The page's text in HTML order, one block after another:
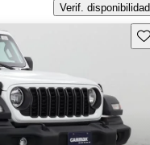
Verif. disponibilidad